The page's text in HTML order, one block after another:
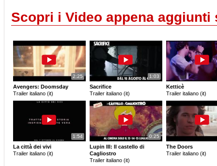
Scopri i Video appena aggiunti
2:25
Avengers: Doomsday
Trailer italiano (it)
1:03
Sacrifice
Trailer italiano (it)
Ketticè
Trailer italiano (it)
1:54
La città dei vivi
Trailer italiano (it)
0:25
Lupin III: Il castello di
Cagliostro
Trailer italiano (it)
The Doors
Trailer italiano (it)